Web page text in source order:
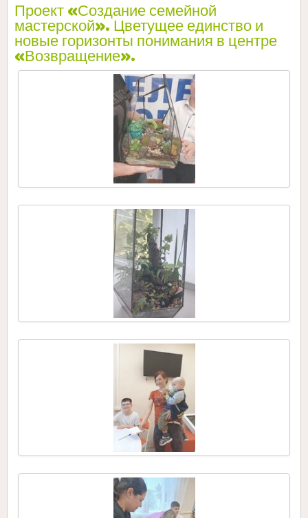
Проект «Создание семейной
мастерской». Цветущее единство и
новые горизонты понимания в центре
«Возвращение».